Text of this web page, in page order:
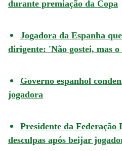
durante premiação da Copa
Jogadora da Espanha
dirigente: 'Não gostei, mas
Governo espanhol
jogadora
Presidente da Federação
desculpas após beijar